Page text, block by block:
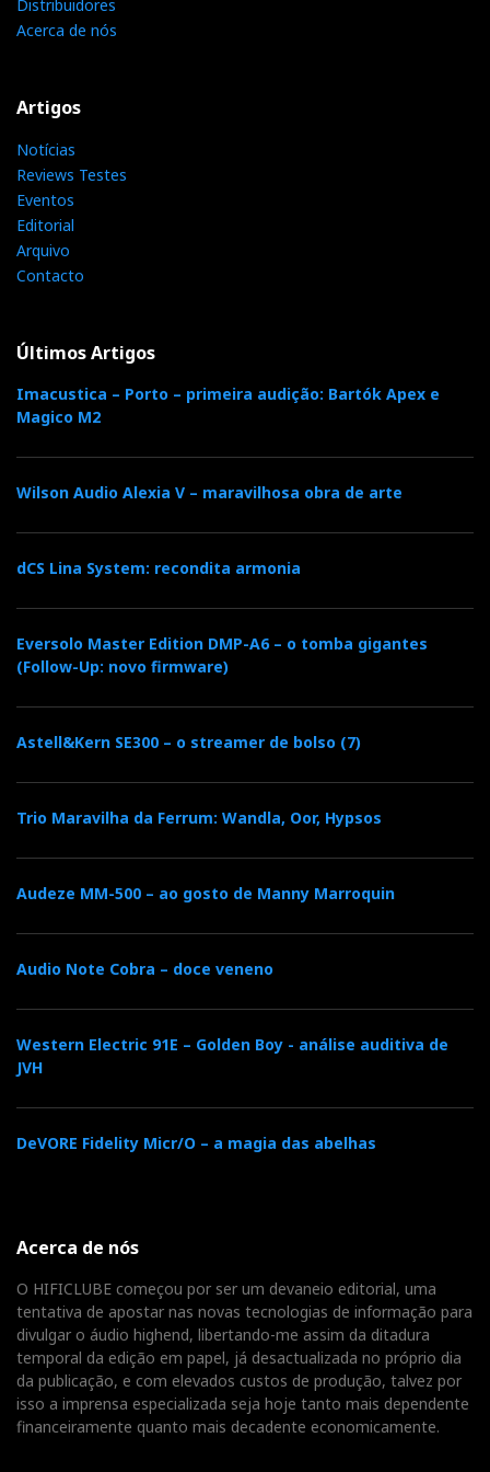
e
t
Distribuidores
Acerca de nós
Artigos
Notícias
Reviews Testes
Eventos
Editorial
Arquivo
Contacto
Últimos Artigos
Imacustica – Porto – primeira audição: Bartók Apex e
Magico M2
Wilson Audio Alexia V – maravilhosa obra de arte
dCS Lina System: recondita armonia
Eversolo Master Edition DMP-A6 – o tomba gigantes
(Follow-Up: novo firmware)
Astell&Kern SE300 – o streamer de bolso (7)
Trio Maravilha da Ferrum: Wandla, Oor, Hypsos
Audeze MM-500 – ao gosto de Manny Marroquin
Audio Note Cobra – doce veneno
Western Electric 91E – Golden Boy - análise auditiva de
JVH
DeVORE Fidelity Micr/O – a magia das abelhas
Acerca de nós
O HIFICLUBE começou por ser um devaneio editorial, uma
tentativa de apostar nas novas tecnologias de informação para
divulgar o áudio highend, libertando-me assim da ditadura
temporal da edição em papel, já desactualizada no próprio dia
da publicação, e com elevados custos de produção, talvez por
isso a imprensa especializada seja hoje tanto mais dependente
financeiramente quanto mais decadente economicamente.